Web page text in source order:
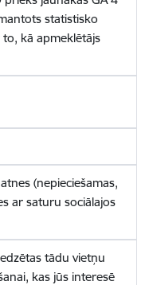
statistisko
kā apmeklētājs
(nepieciešamas,
ar saturu sociālajos
tādu vietņu
kas jūs interesē